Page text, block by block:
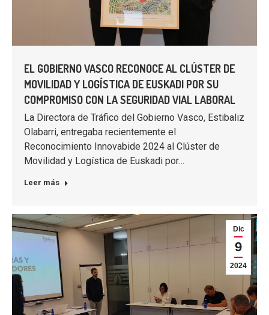
EL GOBIERNO VASCO RECONOCE AL CLÚSTER DE
MOVILIDAD Y LOGÍSTICA DE EUSKADI POR SU
COMPROMISO CON LA SEGURIDAD VIAL LABORAL
La Directora de Tráfico del Gobierno Vasco, Estibaliz
Olabarri, entregaba recientemente el
Reconocimiento Innovabide 2024 al Clúster de
Movilidad y Logística de Euskadi por…
Leer más
Dic
9
2024